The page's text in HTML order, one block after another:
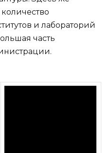
и лабораторий
часть